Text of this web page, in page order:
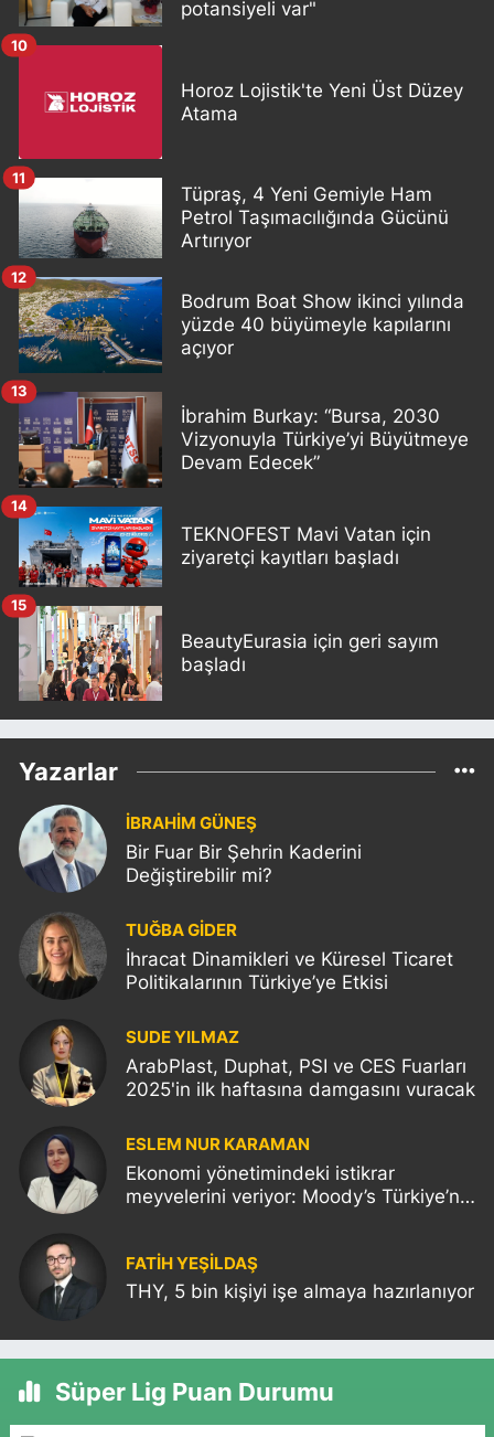
potansiyeli var"
Horoz Lojistik'te Yeni Üst Düzey
Atama
10
Tüpraş, 4 Yeni Gemiyle Ham
Petrol Taşımacılığında Gücünü
Artırıyor
11
Bodrum Boat Show ikinci yılında
yüzde 40 büyümeyle kapılarını
açıyor
12
İbrahim Burkay: “Bursa, 2030
Vizyonuyla Türkiye’yi Büyütmeye
Devam Edecek”
13
TEKNOFEST Mavi Vatan için
ziyaretçi kayıtları başladı
14
BeautyEurasia için geri sayım
başladı
15
Yazarlar
İBRAHİM GÜNEŞ
Bir Fuar Bir Şehrin Kaderini
Değiştirebilir mi?
TUĞBA GİDER
İhracat Dinamikleri ve Küresel Ticaret
Politikalarının Türkiye’ye Etkisi
SUDE YILMAZ
ArabPlast, Duphat, PSI ve CES Fuarları
2025'in ilk haftasına damgasını vuracak
ESLEM NUR KARAMAN
Ekonomi yönetimindeki istikrar
meyvelerini veriyor: Moody’s Türkiye’nin
FATIH YEŞİLDAŞ
THY, 5 bin kişiyi işe almaya hazırlanıyor
Süper Lig Puan Durumu